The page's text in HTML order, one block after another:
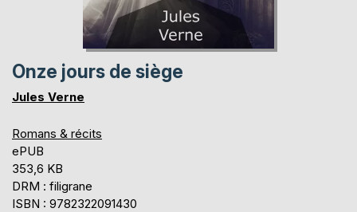
Onze jours de siège
Jules Verne
Romans & récits
ePUB
353,6 KB
DRM : filigrane
ISBN : 9782322091430